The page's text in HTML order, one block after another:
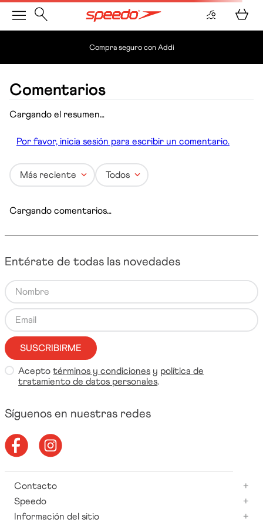
Compra seguro con Addi
Comentarios
Cargando el resumen…
Por favor, inicia sesión para escribir un comentario.
Más reciente Todos
Cargando comentarios…
Entérate de todas las novedades
SUSCRIBIRME
Aceptotérminos y condiciones y política de
tratamiento de datos personales.
Síguenos en nuestras redes
Contacto
+
Speedo
+
Información del sitio
+